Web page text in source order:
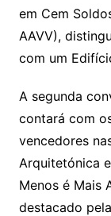
em Cem
AAVV),
com um
A segunda
contará com
vencedores
Arquitetónica
Menos é Mais
destacado